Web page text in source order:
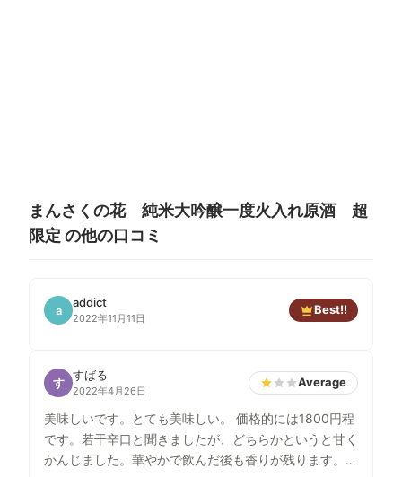
まんさくの花 純米大吟醸一度火入れ原酒 超
限定 の他の口コミ
a
addict
2022年11月11日
Best!!
す
すばる
2022年4月26日
Average
美味しいです。とても美味しい。 価格的には1800円程
です。若干辛口と聞きましたが、どちらかというと甘く
かんじました。華やかで飲んだ後も香りが残ります。何